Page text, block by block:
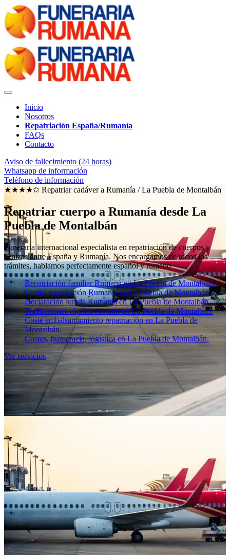
Inicio
Nosotros
Repatriación España/Rumanía
FAQs
Contacto
Aviso de fallecimiento (24 horas)
Whatsapp de información
Teléfono de información
★★★★✩ Repatriar cadáver a Rumanía /La Puebla de Montalbán
Repatriar cuerpo a Rumanía desde La
Puebla de Montalbán
Funeraria internacional especialista en repatriación de cuerpos y
cenizas entre España y Rumanía. Nos encargamos de todos los
trámites, hablamos perfectamente español y rumano
Repatriación familiar Rumana en La Puebla de Montalbán.
Costes repatriación Rumanía en La Puebla de Montalbán.
Declaración jurada Rumanía en La Puebla de Montalbán.
Traducciones rápidas rumano en La Puebla de Montalbán.
Coste embalsamamiento repatriación en La Puebla de
Montalbán.
Costos, burocracia, logística en La Puebla de Montalbán.
Ver servicios